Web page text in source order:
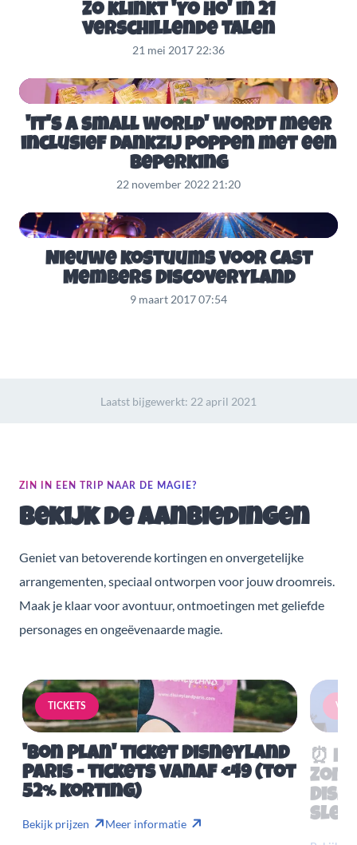
Zo klinkt 'Yo Ho' in 21
verschillende talen
21 mei 2017 22:36
'it's a small world' wordt meer
inclusief dankzij poppen met een
beperking
22 november 2022 21:20
Nieuwe kostuums voor Cast
Members Discoveryland
9 maart 2017 07:54
Laatst bijgewerkt: 22 april 2021
ZIN IN EEN TRIP NAAR DE MAGIE?
Bekijk de aanbiedingen
Geniet van betoverende kortingen en onvergetelijke
arrangementen, speciaal ontworpen voor jouw droomreis.
Maak je klaar voor avontuur, ontmoetingen met geliefde
personages en ongeëvenaarde magie.
TICKETS
'Bon Plan' ticket Disneyland
Paris - tickets vanaf €49 (tot
52% korting)
Bekijk prijzen Meer informatie
⏰